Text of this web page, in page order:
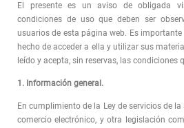
El presente es un aviso de obligada
condiciones de uso que deben ser
usuarios de esta página web. Es importante
hecho de acceder a ella y utilizar sus
leído y acepta, sin reservas, las condiciones
1. Información general.
En cumplimiento de la Ley de servicios de
comercio electrónico, y otra legislación